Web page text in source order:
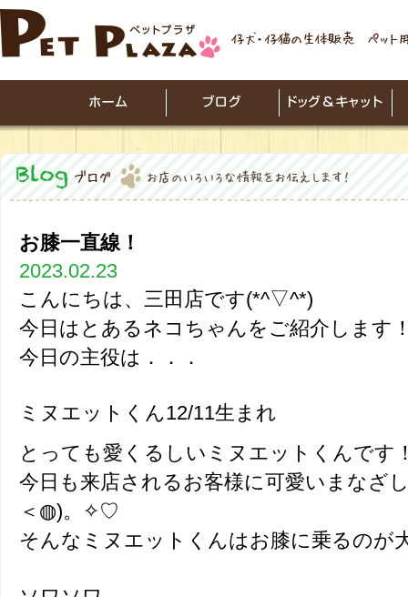
お膝一直線！
2023.02.23
こんにちは、三田店です(*^▽^*)
今日はとあるネコちゃんをご紹介します
今日の主役は．．．
ミヌエットくん12/11生まれ
とっても愛くるしいミヌエットくんです
今日も来店されるお客様に可愛いまな
＜◍)。✧♡
そんなミヌエットくんはお膝に乗るのが